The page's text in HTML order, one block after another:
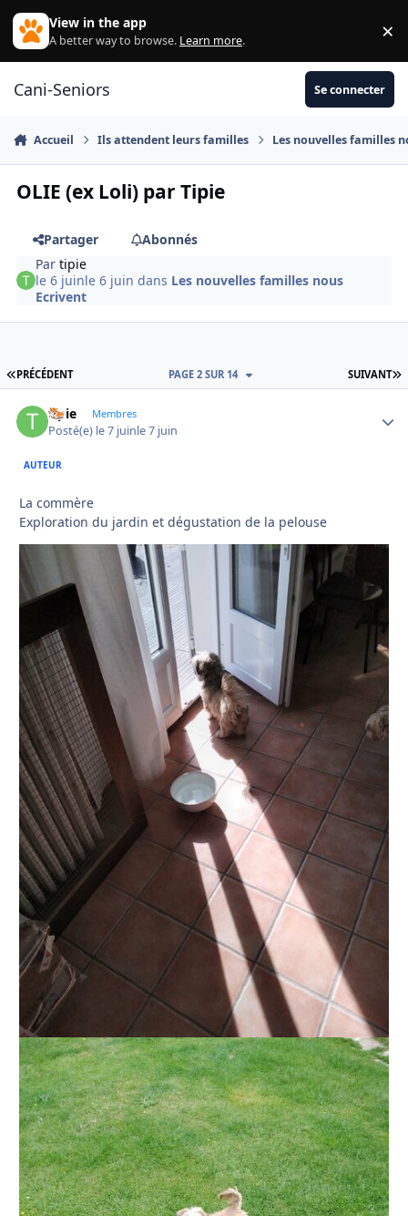
Aller au contenu
View in the app
A better way to browse. Learn more. ×
Cani-Seniors Se connecter
Accueil Ils attendent leurs familles Les nouvelles familles
OLIE (ex Loli) par Tipie
Partager
Abonnés
Partipie
le 6 juinle 6 juin dans Les nouvelles familles nous
Ecrivent
PREMIÈRE PAGE
PRÉCÉDENT SUIVANT
PAGE 2 SUR 14
tipie Membres
Posté(e) le 7 juinle 7 juin
AUTEUR
La commère
Exploration du jardin et dégustation de la pelouse